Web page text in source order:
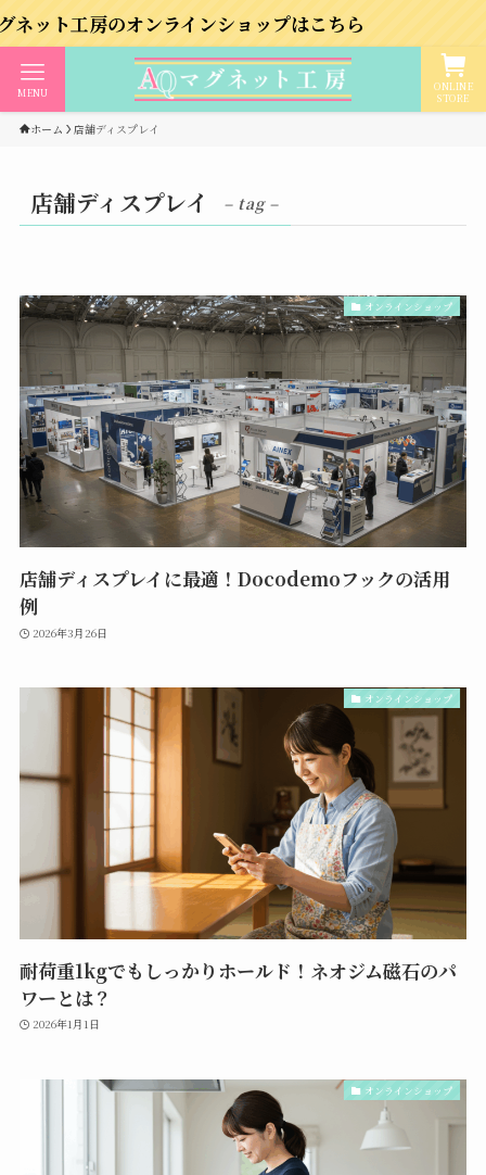
のオンラインショップはこちら
ONLINE
STORE
MENU
ホーム 店舗ディスプレイ
店舗ディスプレイ – tag –
オンラインショップ
店舗ディスプレイに最適！Docodemoフックの活用
例
2026年3月26日
オンラインショップ
耐荷重1kgでもしっかりホールド！ネオジム磁石のパ
ワーとは？
2026年1月1日
オンラインショップ